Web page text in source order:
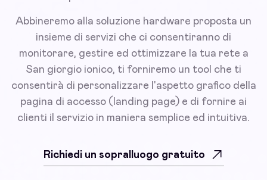
Abbineremo alla soluzione hardware proposta un
insieme di servizi che ci consentiranno di
monitorare, gestire ed ottimizzare la tua rete a
San giorgio ionico, ti forniremo un tool che ti
consentirà di personalizzare l'aspetto grafico della
pagina di accesso (landing page) e di fornire ai
clienti il servizio in maniera semplice ed intuitiva.
Richiedi un sopralluogo gratuito